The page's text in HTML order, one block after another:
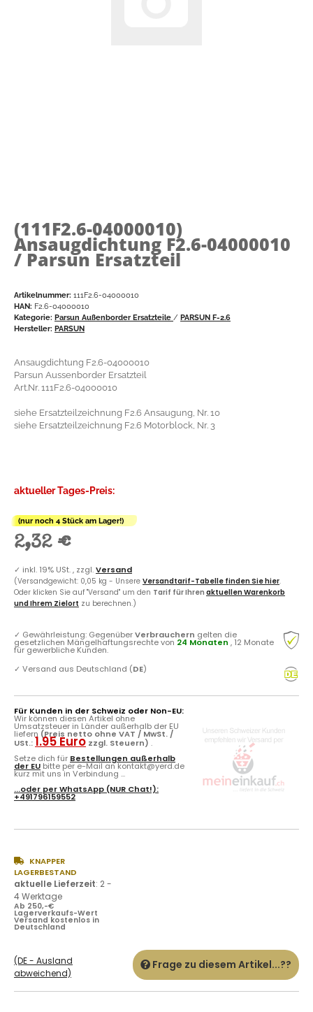
(111F2.6-04000010)
Ansaugdichtung F2.6-04000010
/ Parsun Ersatzteil
Artikelnummer: 111F2.6-04000010
HAN: F2.6-04000010
Kategorie: Parsun Außenborder Ersatzteile / PARSUN F-2.6
Hersteller: PARSUN
Ansaugdichtung F2.6-04000010
Parsun Aussenborder Ersatzteil
Art.Nr. 111F2.6-04000010
siehe Ersatzteilzeichnung F2.6 Ansaugung, Nr. 10
siehe Ersatzteilzeichnung F2.6 Motorblock, Nr. 3
aktueller Tages-Preis:
(nur noch 4 Stück am Lager!)
2,32 €
✓ inkl. 19% USt. , zzgl.Versand
(Versandgewicht: 0,05 kg - Unsere Versandtarif-Tabelle finden Sie hier.
Oder klicken Sie auf "Versand" um den Tarif für Ihren aktuellen Warenkorb
und Ihrem Zielort zu berechnen.)
✓ Gewährleistung: GegenüberVerbrauchern gelten die
gesetzlichen Mängelhaftungsrechte von 24 Monaten , 12 Monate
für gewerbliche Kunden.
✓ Versand aus Deutschland (DE)
Für Kunden in der Schweiz oder Non-EU:
Wir können diesen Artikel ohne
Umsatzsteuer in Länder außerhalb der EU
liefern (Preis netto ohne VAT / MwSt. /
USt.:1.95 Euro zzgl. Steuern) .
Setze dich für Bestellungen außerhalb
der EU bitte per e-Mail an kontakt@yerd.de
kurz mit uns in Verbindung ...
...oder perWhatsApp (NUR Chat!):
+491796159552
KNAPPER
LAGERBESTAND
aktuelle Lieferzeit: 2 -
4 Werktage
Ab 250,-€
Lagerverkaufs-Wert
Versand kostenlos in
Deutschland
(DE - Ausland
abweichend)
Frage zu diesem Artikel...??